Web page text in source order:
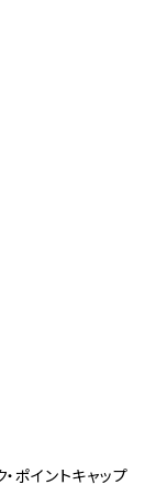
ポイントキャップ